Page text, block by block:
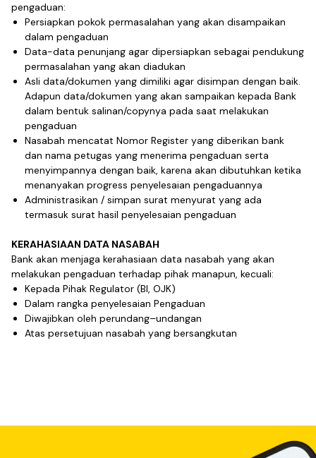
pengaduan:
Persiapkan pokok permasalahan yang akan disampaikan
dalam pengaduan
Data-data penunjang agar dipersiapkan sebagai pendukung
permasalahan yang akan diadukan
Asli data/dokumen yang dimiliki agar disimpan dengan baik.
Adapun data/dokumen yang akan sampaikan kepada Bank
dalam bentuk salinan/copynya pada saat melakukan
pengaduan
Nasabah mencatat Nomor Register yang diberikan bank
dan nama petugas yang menerima pengaduan serta
menyimpannya dengan baik, karena akan dibutuhkan ketika
menanyakan progress penyelesaian pengaduannya
Administrasikan / simpan surat menyurat yang ada
termasuk surat hasil penyelesaian pengaduan
KERAHASIAAN DATA NASABAH
Bank akan menjaga kerahasiaan data nasabah yang akan
melakukan pengaduan terhadap pihak manapun, kecuali:
Kepada Pihak Regulator (BI, OJK)
Dalam rangka penyelesaian Pengaduan
Diwajibkan oleh perundang–undangan
Atas persetujuan nasabah yang bersangkutan